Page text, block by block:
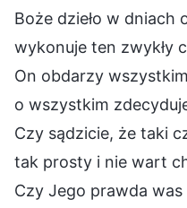
Boże dzieło w dniach
wykonuje ten zwykły
On obdarzy
o wszystkim
Czy sądzicie, że taki
tak prosty i nie wart
Czy Jego prawda